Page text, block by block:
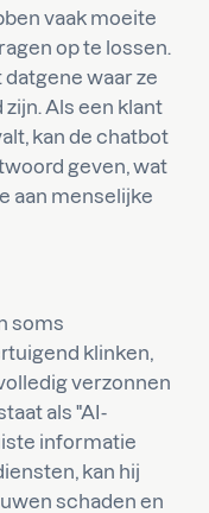
vaak moeite
op te lossen.
waar ze
Als een klant
kan de chatbot
geven, wat
aan menselijke
soms
klinken,
verzonnen
als "AI-
informatie
kan hij
schaden en